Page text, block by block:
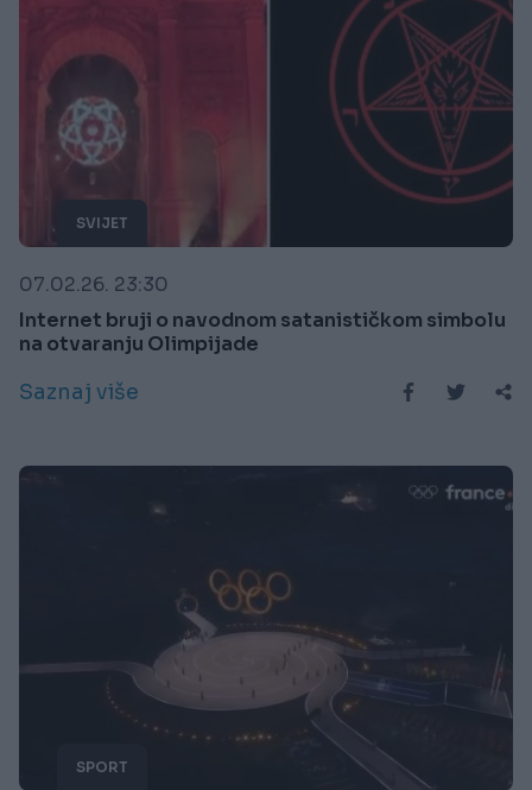
SVIJET
07.02.26. 23:30
Internet bruji o navodnom satanističkom simbolu
na otvaranju Olimpijade
Saznaj više
SPORT